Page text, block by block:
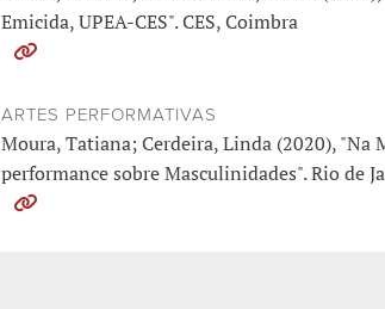
Emicida, UPEA-CES". CES, Coimbra
ARTES PERFORMATIVAS
Moura, Tatiana; Cerdeira, Linda (2020), "Na
performance sobre Masculinidades". Rio de